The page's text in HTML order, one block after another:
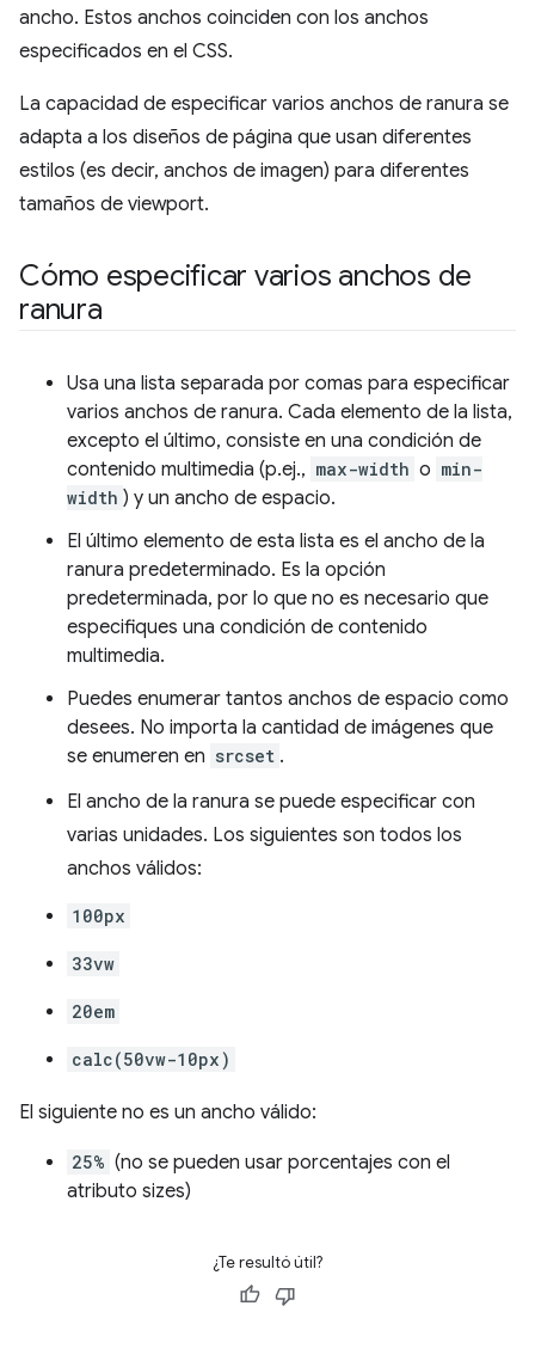
ancho. Estos anchos coinciden con los anchos
especificados en el CSS.
La capacidad de especificar varios anchos de ranura se
adapta a los diseños de página que usan diferentes
estilos (es decir, anchos de imagen) para diferentes
tamaños de viewport.
Cómo especificar varios anchos de
ranura
Usa una lista separada por comas para especificar
varios anchos de ranura. Cada elemento de la lista,
excepto el último, consiste en una condición de
contenido multimedia (p.ej., max-width o min-
width ) y un ancho de espacio.
El último elemento de esta lista es el ancho de la
ranura predeterminado. Es la opción
predeterminada, por lo que no es necesario que
especifiques una condición de contenido
multimedia.
Puedes enumerar tantos anchos de espacio como
desees. No importa la cantidad de imágenes que
se enumeren en srcset .
El ancho de la ranura se puede especificar con
varias unidades. Los siguientes son todos los
anchos válidos:
100px
33vw
20em
calc(50vw-10px)
El siguiente no es un ancho válido:
25% (no se pueden usar porcentajes con el
atributo sizes)
¿Te resultó útil?